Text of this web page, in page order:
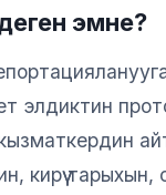
эмне?
элдиктин
кирүү тарыхын,